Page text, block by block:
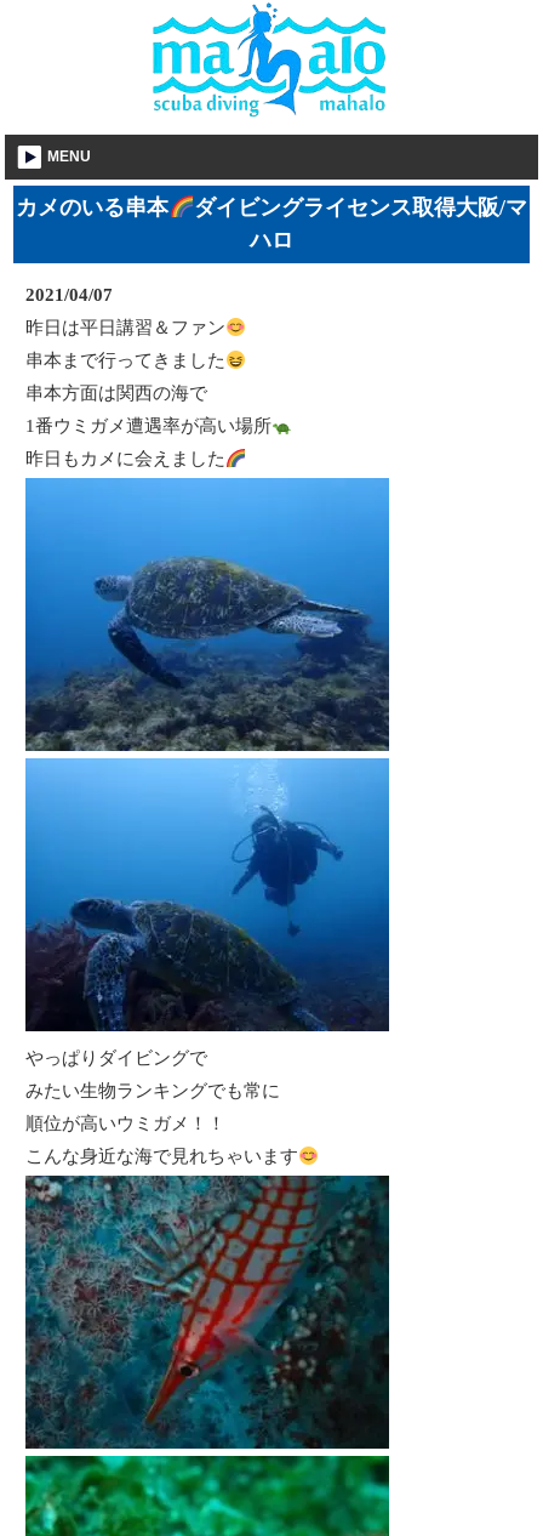
MENU
カメのいる串本
ダイビングライセンス取得大阪/マ
ハロ
2021/04/07
昨日は平日講習＆ファン
串本まで行ってきました
串本方面は関西の海で
1番ウミガメ遭遇率が高い場所
昨日もカメに会えました
やっぱりダイビングで
みたい生物ランキングでも常に
順位が高いウミガメ！！
こんな身近な海で見れちゃいます